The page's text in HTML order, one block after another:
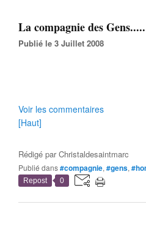
La compagnie des Gens.....
Publié le 3 Juillet 2008
Voir les commentaires
[Haut]
Rédigé parChristaldesaintmarc
Publié dans#compagnie, #gens,
Repost 0